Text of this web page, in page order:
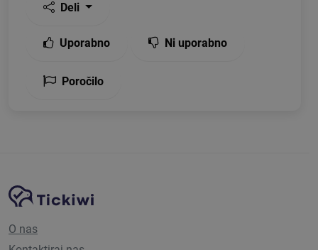
Deli
Uporabno Ni uporabno
Poročilo
Navigacija spletnega mesta
Platforma Tickiwi
O nas